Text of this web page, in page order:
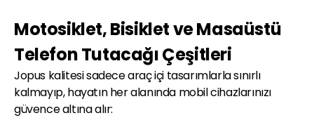
Motosiklet, Bisiklet ve Masaüstü
Telefon Tutacağı Çeşitleri
Jopus kalitesi sadece araç içi tasarımlarla sınırlı
kalmayıp, hayatın her alanında mobil cihazlarınızı
güvence altına alır: